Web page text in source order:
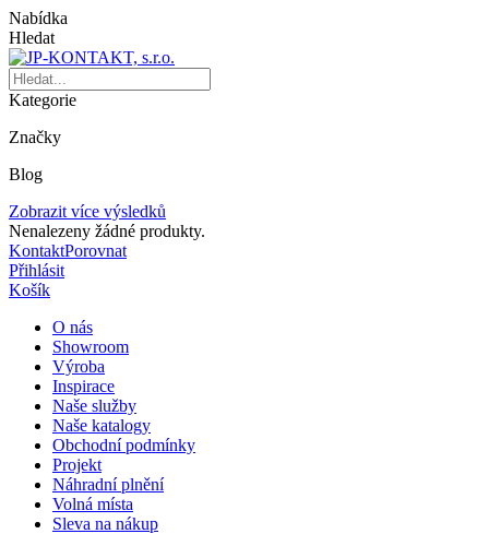
Nabídka
Hledat
Kategorie
Značky
Blog
Zobrazit více výsledků
Nenalezeny žádné produkty.
KontaktPorovnat
Přihlásit
Košík
O nás
Showroom
Výroba
Inspirace
Naše služby
Naše katalogy
Obchodní podmínky
Projekt
Náhradní plnění
Volná místa
Sleva na nákup